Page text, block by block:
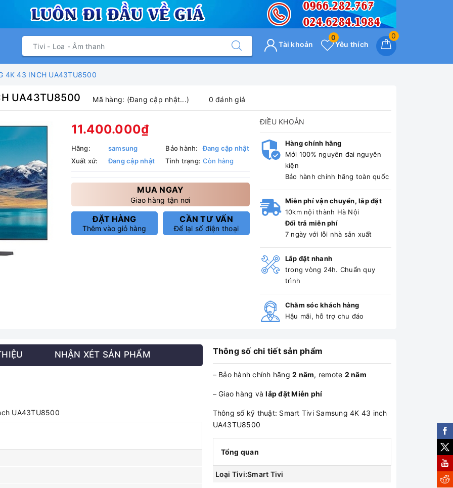
0
Yêu thích
0
Tài khoản
4K 43 INCH UA43TU8500
UA43TU8500 Mã hàng: (Đang cập nhật...) 0 đánh giá
11.400.000₫
Hãng:
samsung
Xuất xứ:
Đang cập nhật
Bảo hành:
Đang cập nhật
Tình trạng: Còn hàng
MUA NGAY
Giao hàng tận nơi
ĐẶT HÀNG
Thêm vào giỏ hàng
CẦN TƯ VẤN
Để lại số điện thoại
ĐIỀU KHOẢN
Hàng chính hãng
Mới 100% nguyên đai nguyên
kiện
Bảo hành chính hãng toàn quốc
Miễn phí vận chuyển, lắp đặt
10km nội thành Hà Nội
Đổi trả miễn phí
7 ngày với lỗi nhà sản xuất
Lắp đặt nhanh
trong vòng 24h. Chuẩn quy
trình
Chăm sóc khách hàng
Hậu mãi, hỗ trợ chu đáo
NHẬN XÉT SẢN PHẨM
UA43TU8500
Thông số chi tiết sản phẩm
– Bảo hành chính hãng2 năm, remote 2 năm
– Giao hàng vàlắp đặt Miễn phí
Thông số kỹ thuật: Smart Tivi Samsung 4K 43 inch
UA43TU8500
Tổng quan
Loại Tivi:Smart Tivi